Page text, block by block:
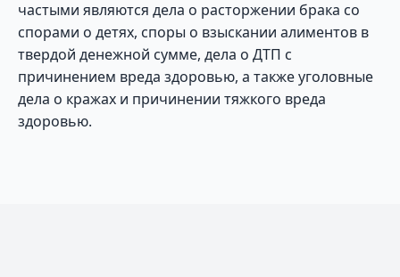
частыми являются дела о расторжении брака со
спорами о детях, споры о взыскании алиментов в
твердой денежной сумме, дела о ДТП с
причинением вреда здоровью, а также уголовные
дела о кражах и причинении тяжкого вреда
здоровью.